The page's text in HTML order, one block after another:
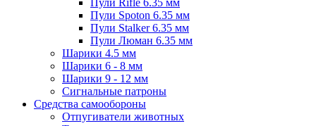
Пули Spoton 6.35 мм
Пули Stalker 6.35 мм
Пули Люман 6.35 мм
Шарики 4.5 мм
Шарики 6 - 8 мм
Шарики 9 - 12 мм
Сигнальные патроны
Средства самообороны
Отпугиватели животных